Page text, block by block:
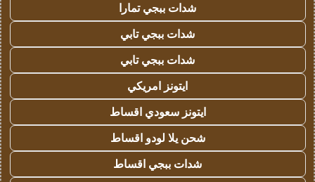
شدات ببجي تمارا
شدات ببجي تابي
شدات ببجي تابي
ايتونز امريكي
ايتونز سعودي اقساط
شحن يلا لودو اقساط
شدات ببجي اقساط